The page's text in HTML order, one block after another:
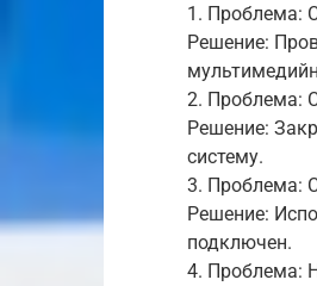
1. Проблема:
Решение:
2. Проблема:
Решение:
систему.
3. Проблема:
Решение:
подключен.
4. Проблема: